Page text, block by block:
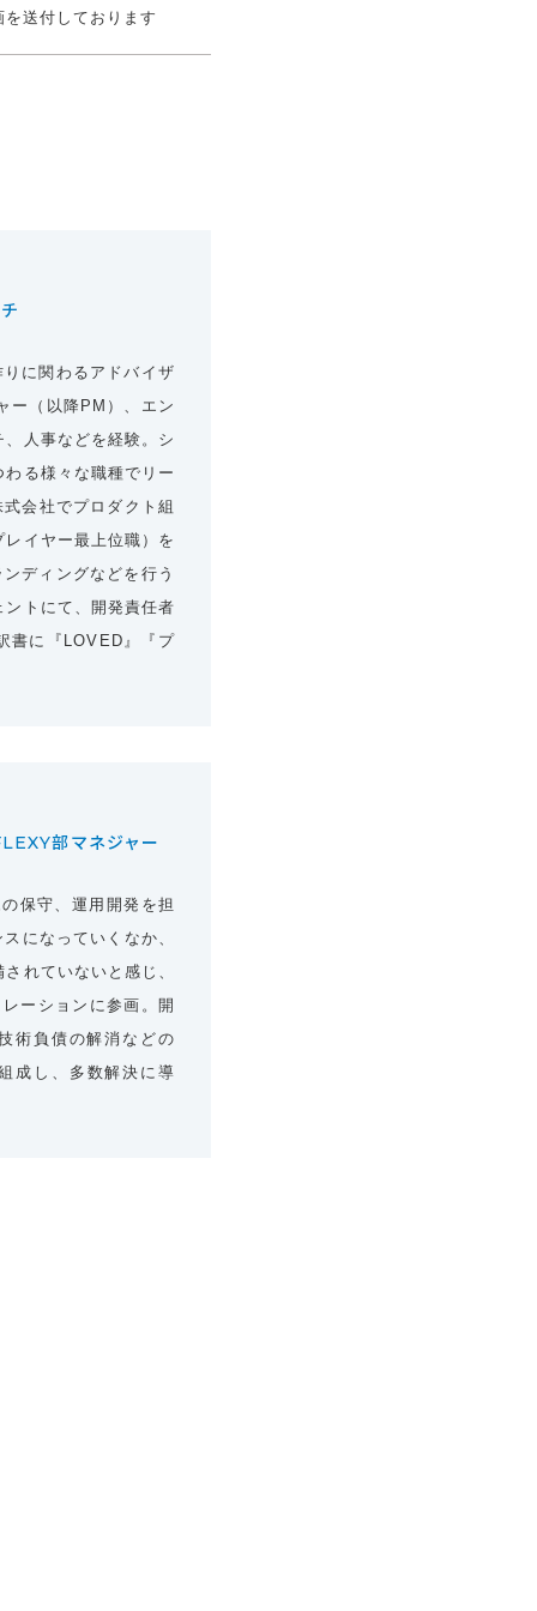
送付しております
に関わるアドバイザ
ー（以降PM）、エン
人事などを経験。シ
る様々な職種でリー
会社でプロダクト組
イヤー最上位職）を
ディングなどを行う
トにて、開発責任者
書に『LOVED』『プ
部マネジャー
保守、運用開発を担
になっていくなか、
れていないと感じ、
ーションに参画。開
術負債の解消などの
成し、多数解決に導